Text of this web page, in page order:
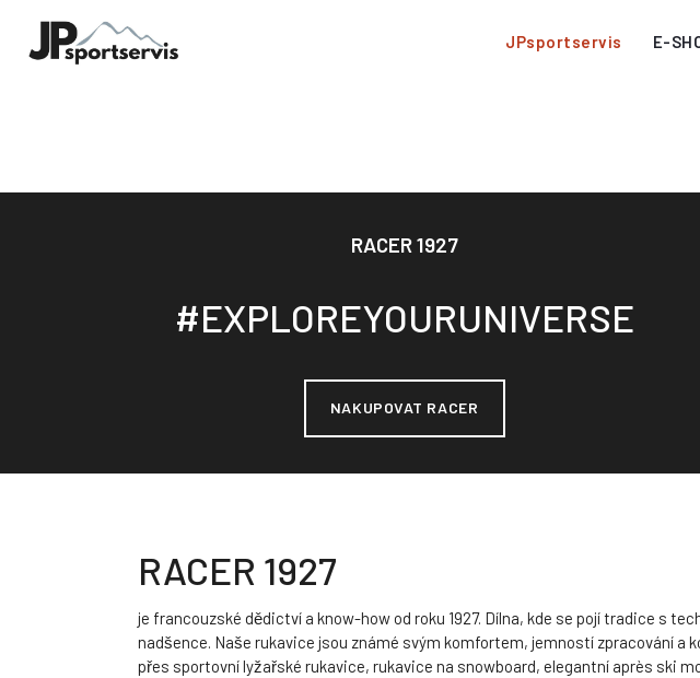
JPsportservis E-
RACER 1927
#EXPLOREYOURUNIVERSE
NAKUPOVAT RACER
RACER 1927
je francouzské dědictví a know-how od roku 1927. Dílna, kde se pojí tradice s
nadšence. Naše rukavice jsou známé svým komfortem, jemností zpracování a
přes sportovní lyžařské rukavice, rukavice na snowboard, elegantní après ski